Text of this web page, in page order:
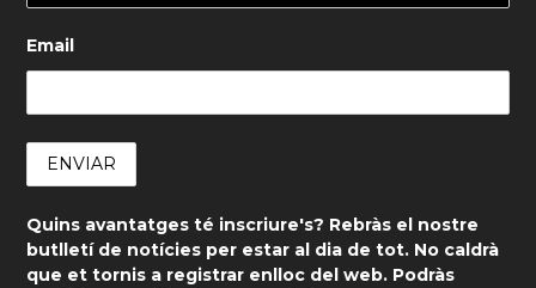
Email
Quins avantatges té inscriure's? Rebràs el nostre
butlletí de notícies per estar al dia de tot. No caldrà
que et tornis a registrar enlloc del web. Podràs